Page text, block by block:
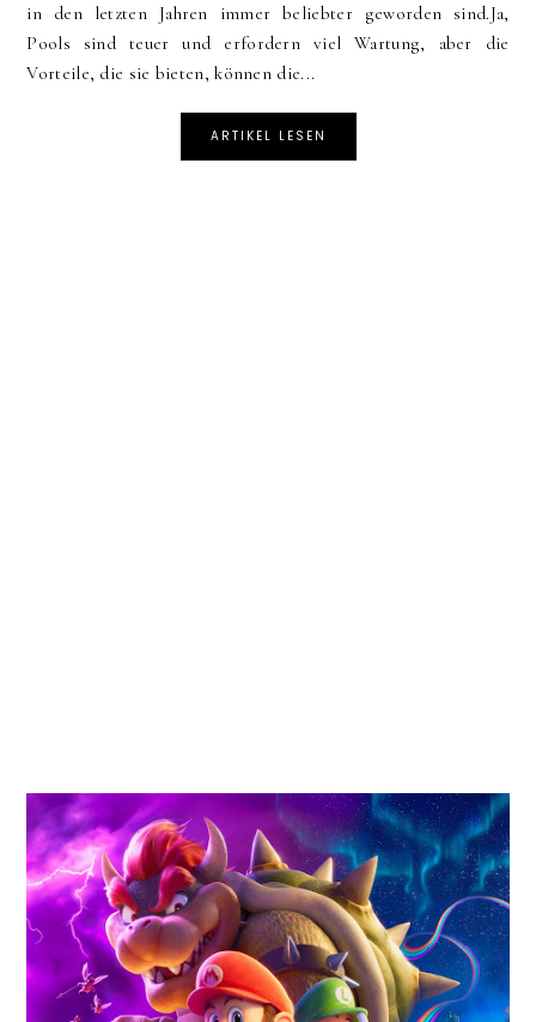
in den letzten Jahren immer beliebter geworden sind.Ja,
Pools sind teuer und erfordern viel Wartung, aber die
Vorteile, die sie bieten, können die...
ARTIKEL LESEN